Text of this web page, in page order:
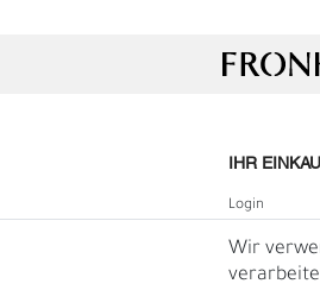
IHR
Login
B2B Login
Registrieren
Wir